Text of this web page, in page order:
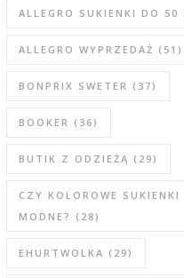
ALLEGRO SUKIENKI DO 50
ALLEGRO WYPRZEDAŻ (51)
BONPRIX SWETER (37)
BOOKER (36)
BUTIK Z ODZIEŻĄ (29)
CZY KOLOROWE SUKIENKI
MODNE? (28)
EHURTWOLKA (29)